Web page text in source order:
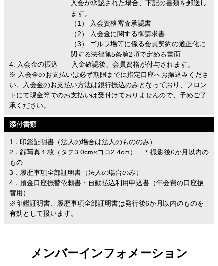
入会が承認された場合、下記の書類を郵送し
ます。
（1） 入会資格審査承認書
（2） 入会金に関する御請求書
（3） ゴルフ場等に係る会員契約の適正化に
関する法律第5条第2項で定める書面
4. 入会金の振込 入金確認後、会員資格が付与されます。
※ 入会金のお支払いは必ず期限までに指定口座へお振込みくださ
い。入会金のお支払い方法は銀行振込のみとなっており、フロン
トにて現金等でのお支払いは受付けておりませんので、予めご了
承ください。
添付書類
1．印鑑証明書（法人の場合は法人のもののみ）
2．顔写真１枚（タテ3.0cm×ヨコ2.4cm） ＊撮影後6か月以内の
もの
3．履歴事項全部証明書（法人の場合のみ）
4．預金口座振替依頼書・自動払込利用申込書（年会費の口座振
替用）
※印鑑証明書、履歴事項全部証明書は発行後6か月以内のものを
有効として扱います。
メンバーインフォメーション